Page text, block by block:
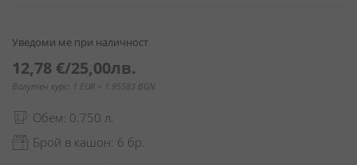
Уведоми ме при наличност
12,78 €/25,00лв.
Валутен курс: 1 EUR = 1.95583 BGN
Обем: 0.750 л.
Брой в кашон: 6 бр.